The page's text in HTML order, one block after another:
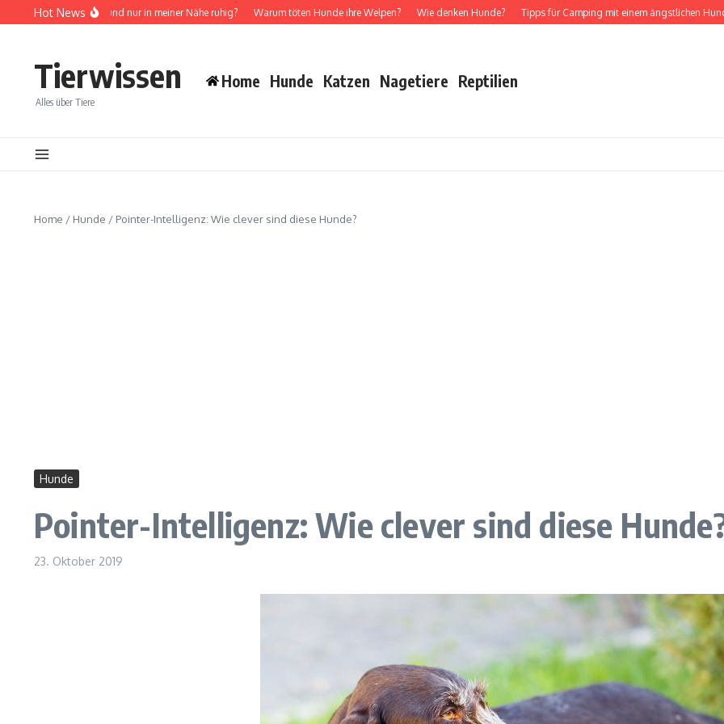
Zum Inhalt springen
Hot News
Warum ist mein Hund nur in meiner Nähe ruhig? Warum töten Hunde ihre Welpen? Wie denken Hunde? Tipps für Camping mit einem ängstlichen Hund
Tierwissen
Alles über Tiere
Home Hunde Katzen Nagetiere Reptilien
Home / Hunde / Pointer-Intelligenz: Wie clever sind diese Hunde?
Hunde
Pointer-Intelligenz: Wie clever sind diese
23. Oktober 2019